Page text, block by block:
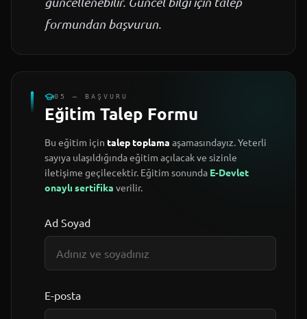
formundan başvurun.
05 — BAŞVURU
Eğitim Talep Formu
Bu eğitim için talep toplama aşamasındayız. Yeterli
sayıya ulaşıldığında eğitim açılacak ve sizinle
iletişime geçilecektir. Eğitim sonunda E-Devlet
onaylı sertifika verilir.
Ad Soyad
E-posta